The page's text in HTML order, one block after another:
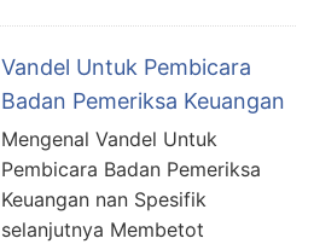
Vandel Untuk Pembicara
Badan Pemeriksa Keuangan
Mengenal Vandel Untuk
Pembicara Badan Pemeriksa
Keuangan nan Spesifik
selanjutnya Membetot